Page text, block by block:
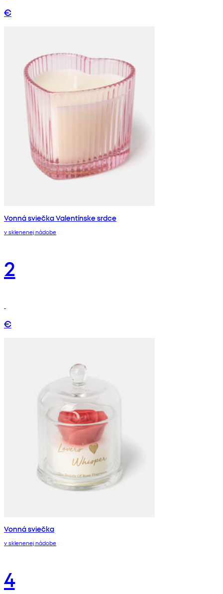
€
Vonná sviečka Valentínske srdce
v sklenenej nádobe
2
€
Vonná sviečka
v sklenenej nádobe
4